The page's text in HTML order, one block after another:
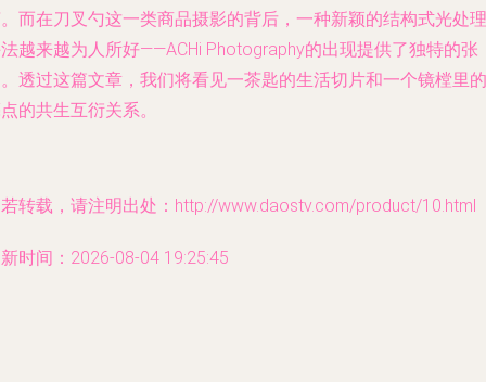
而在刀叉勺这一类商品摄影的背后，一种新颖的结构式光处理
越来越为人所好——ACHi Photography的出现提供了独特的张
透过这篇文章，我们将看见一茶匙的生活切片和一个镜樘里的
的共生互衍关系。
转载，请注明出处：http://www.daostv.com/product/10.html
时间：2026-08-04 19:25:45